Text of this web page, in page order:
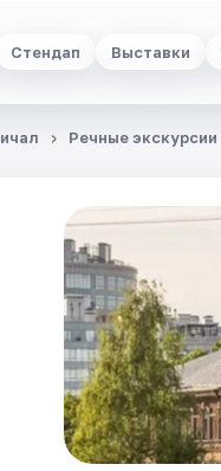
Стендап Выставки
Речные экскурсии